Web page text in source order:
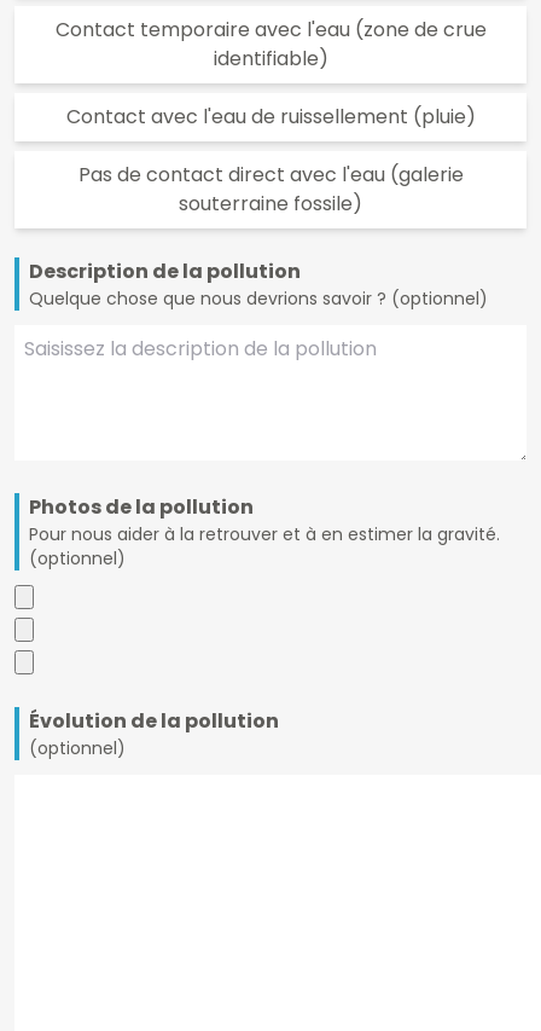
Contact temporaire avec l'eau (zone de crue
identifiable)
Contact avec l'eau de ruissellement (pluie)
Pas de contact direct avec l'eau (galerie
souterraine fossile)
Description de la pollution
Quelque chose que nous devrions savoir ? (optionnel)
Photos de la pollution
Pour nous aider à la retrouver et à en estimer la gravité.
(optionnel)
Évolution de la pollution
(optionnel)